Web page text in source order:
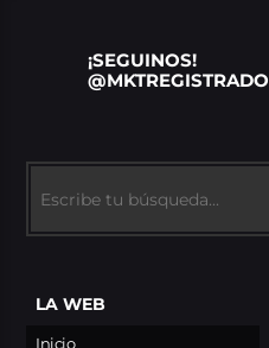
¡SEGUINOS!
@MKTREGISTRADO
LA WEB
Inicio